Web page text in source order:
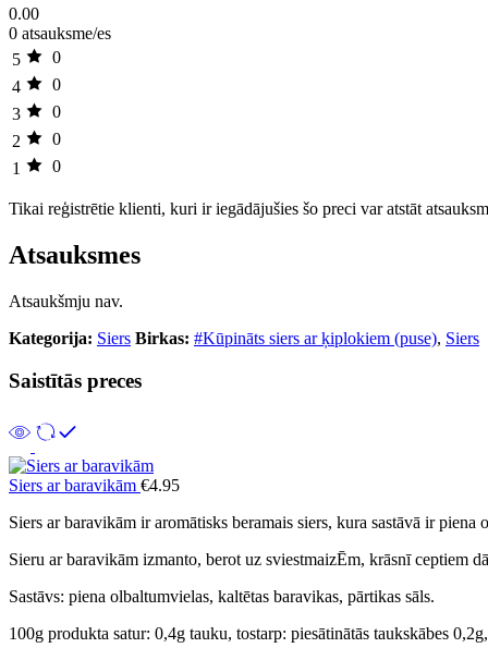
0.00
0 atsauksme/es
5
0
4
0
3
0
2
0
1
0
Tikai reģistrētie klienti, kuri ir iegādājušies šo preci var atstāt
Atsauksmes
Atsaukšmju nav.
Kategorija: Siers Birkas: #Kūpināts siers ar ķiplokiem (puse), Siers
Saistītās preces
Siers ar baravikām €4.95
Siers ar baravikām ir aromātisks beramais siers, kura sastāvā ir
Sieru ar baravikām izmanto, berot uz sviestmaizĒm, krāsnī ceptiem
Sastāvs: piena olbaltumvielas, kaltētas baravikas, pārtikas sāls.
100g produkta satur: 0,4g tauku, tostarp: piesātinātās taukskābes